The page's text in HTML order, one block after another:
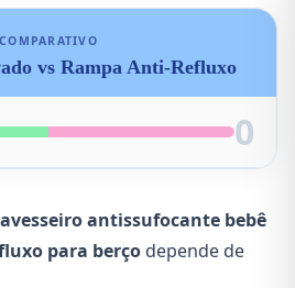
COMPARATIVO
vs Rampa Anti-Refluxo
0
antissufocante bebê
para berço depende de